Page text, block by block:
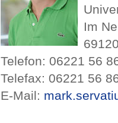
Im
Telefon: 06221 56
Telefax: 06221 56
E-Mail: